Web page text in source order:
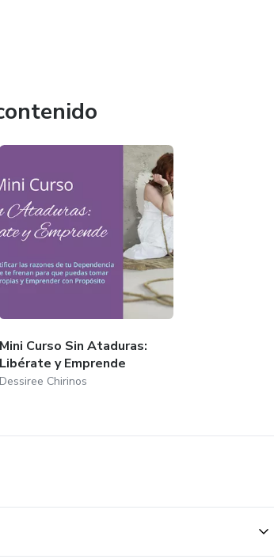
Mini Curso Sin Ataduras:
Libérate y Emprende
Dessiree Chirinos